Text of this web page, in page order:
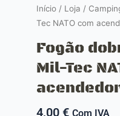
Início / Loja /
Tec NATO com
Fogão
Mil-Tec
4,00 € Com IVA